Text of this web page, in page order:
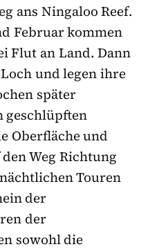
ans Ningaloo Reef.
Februar kommen
Flut an Land. Dann
und legen ihre
später
geschlüpften
Oberfläche und
Weg Richtung
Touren
der
der
sowohl die